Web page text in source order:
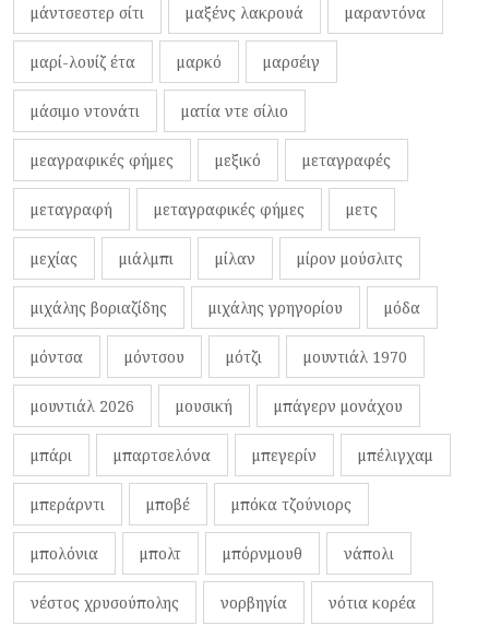
μάντσεστερ σίτι μαξένς λακρουά μαραντόνα
μαρί-λουίζ έτα μαρκό μαρσέιγ
μάσιμο ντονάτι ματία ντε σίλιο
μεαγραφικές φήμες μεξικό μεταγραφές
μεταγραφή μεταγραφικές φήμες μετς
μεχίας μιάλμπι μίλαν μίρον μούσλιτς
μιχάλης βοριαζίδης μιχάλης γρηγορίου μόδα
μόντσα μόντσου μότζι μουντιάλ 1970
μουντιάλ 2026 μουσική μπάγερν μονάχου
μπάρι μπαρτσελόνα μπεγερίν μπέλιγχαμ
μπεράρντι μποβέ μπόκα τζούνιορς
μπολόνια μπολτ μπόρνμουθ νάπολι
νέστος χρυσούπολης νορβηγία νότια κορέα